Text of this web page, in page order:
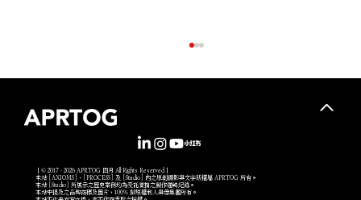
｜© 2017 - 2026 APRTOG 四月 All Rights Reserved｜
本站 [AXIOMS]、[PROCESS] 及 [Studio] 內之原創攝影與文字版權屬 APRTOG 所有。
本站 [Studio] 所展示之歷史案例均為受託實拍之製作邏輯紀錄。
本站中提及之品牌商標及圖片，100% 歸原權利人與母集團所有。